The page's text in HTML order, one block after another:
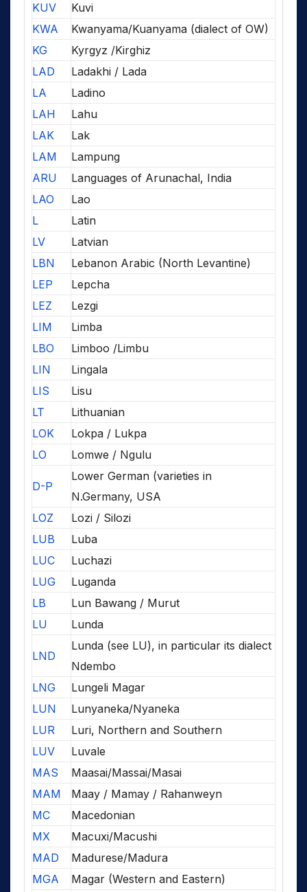
KUV
Kuvi
KWA
Kwanyama/Kuanyama (dialect of OW)
KG
Kyrgyz /Kirghiz
LAD
Ladakhi / Lada
LA
Ladino
LAH
Lahu
LAK
Lak
LAM
Lampung
ARU
Languages of Arunachal, India
LAO
Lao
L
Latin
LV
Latvian
LBN
Lebanon Arabic (North Levantine)
LEP
Lepcha
LEZ
Lezgi
LIM
Limba
LBO
Limboo /Limbu
LIN
Lingala
LIS
Lisu
LT
Lithuanian
LOK
Lokpa / Lukpa
LO
Lomwe / Ngulu
D-P
Lower German (varieties in
N.Germany, USA
LOZ
Lozi / Silozi
LUB
Luba
LUC
Luchazi
LUG
Luganda
LB
Lun Bawang / Murut
LU
Lunda
LND
Lunda (see LU), in particular its dialect
Ndembo
LNG
Lungeli Magar
LUN
Lunyaneka/Nyaneka
LUR
Luri, Northern and Southern
LUV
Luvale
MAS
Maasai/Massai/Masai
MAM
Maay / Mamay / Rahanweyn
MC
Macedonian
MX
Macuxi/Macushi
MAD
Madurese/Madura
MGA
Magar (Western and Eastern)